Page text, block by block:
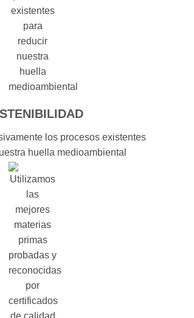
los procesos existentes
huella medioambiental